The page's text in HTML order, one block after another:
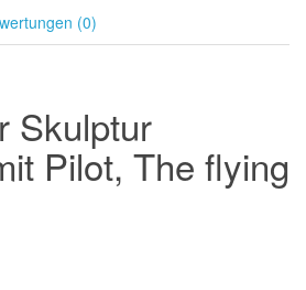
(0)
Skulptur
Pilot, The flying